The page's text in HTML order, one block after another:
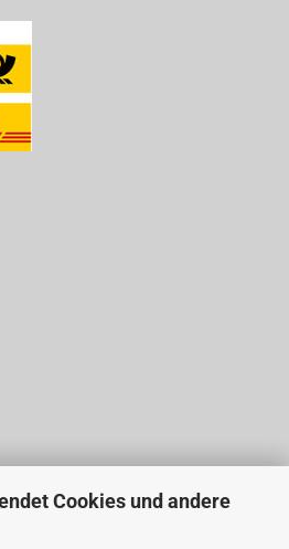
Cookies und andere